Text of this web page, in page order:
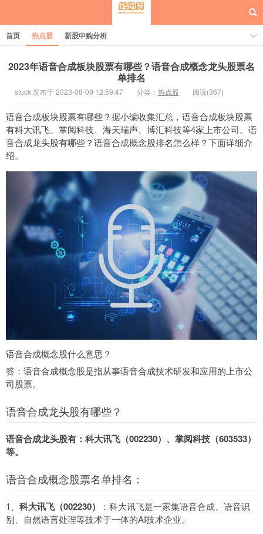
每日概念股
首页 热点股 新股申购分析
2023年语音合成板块股票有哪些？语音合成概念龙头股票名
单排名
stock 发布于 2023-08-09 12:59:47 分类： 热点股 阅读(367)
语音合成板块股票有哪些？据小编收集汇总，语音合成板块股票
有科大讯飞、掌阅科技、海天瑞声、博汇科技等4家上市公司。语
音合成龙头股有哪些？语音合成概念股排名怎么样？下面详细介
绍。
语音合成概念股什么意思？
答：语音合成概念股是指从事语音合成技术研发和应用的上市公
司股票。
语音合成龙头股有哪些？
语音合成龙头股有：科大讯飞（002230）、掌阅科技（603533）
等。
语音合成概念股票名单排名：
1、 科大讯飞（002230）
：科大讯飞是一家集语音合成、语音识
别、自然语言处理等技术于一体的AI技术企业。